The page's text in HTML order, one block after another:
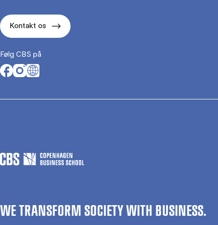
Kontakt os
Følg CBS på
Opens in a new tab
Opens in a new tab
Opens in a new tab
WE TRANSFORM SOCIETY WITH BUSINESS.